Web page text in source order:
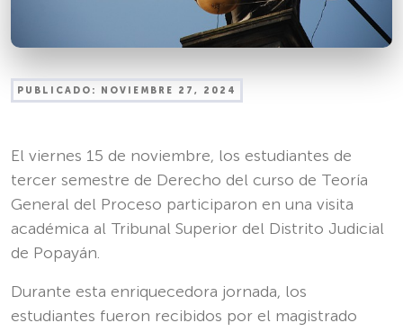
PUBLICADO: NOVIEMBRE 27, 2024
El viernes 15 de noviembre, los estudiantes de
tercer semestre de Derecho del curso de Teoría
General del Proceso participaron en una visita
académica al Tribunal Superior del Distrito Judicial
de Popayán.
Durante esta enriquecedora jornada, los
estudiantes fueron recibidos por el magistrado